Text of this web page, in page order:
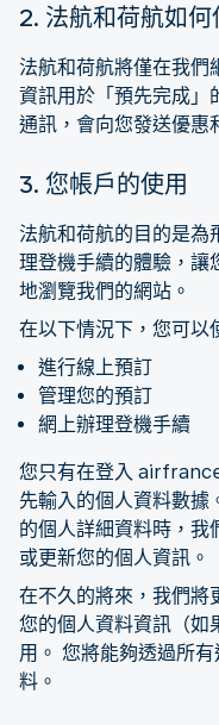
2. 法航和荷航如
法航和荷航將僅在我們
資訊用於「預先完成」
通訊，會向您發送優惠
3. 您帳戶的使用
法航和荷航的目的是為
理登機手續的體驗，讓
地瀏覽我們的網站。
在以下情況下，您可以
進行線上預訂
管理您的預訂
網上辦理登機手續
您只有在登入
先輸入的個人資料數據
的個人詳細資料時，我
或更新您的個人資訊。
在不久的將來，我們將
您的個人資料資訊（如
用。 您將能夠透過所
料。